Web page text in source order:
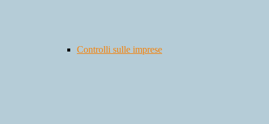
Controlli sulle imprese